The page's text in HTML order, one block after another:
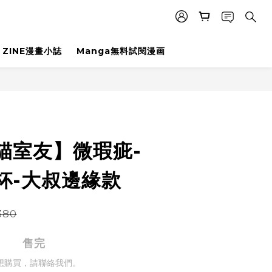
ZINE漫畫小誌 Manga無料試閱漫画
友】微瑕疵-
-大叔邊緣款
售完
購買，請聯絡我們。